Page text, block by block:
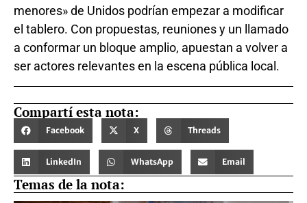
menores» de Unidos podrían empezar a modificar
el tablero. Con propuestas, reuniones y un llamado
a conformar un bloque amplio, apuestan a volver a
ser actores relevantes en la escena pública local.
Compartí esta nota:
Facebook X Threads
LinkedIn WhatsApp Email
Temas de la nota: